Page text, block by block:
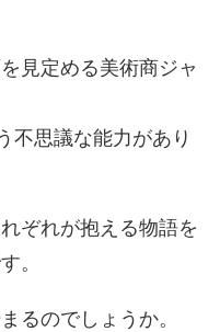
見定める美術商ジャ
不思議な能力があり
ぞれが抱える物語を
。
るのでしょうか。